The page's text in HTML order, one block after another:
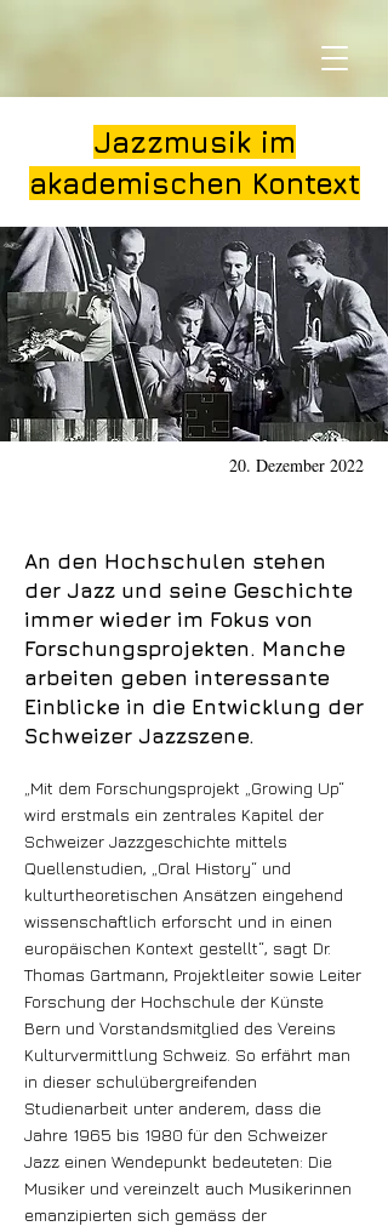
Jazzmusik im
akademischen Kontext
20. Dezember 2022
An den Hochschulen stehen
der Jazz und seine Geschichte
immer wieder im Fokus von
Forschungsprojekten. Manche
arbeiten geben interessante
Einblicke in die Entwicklung der
Schweizer Jazzszene.
„Mit dem Forschungsprojekt „Growing Up“
wird erstmals ein zentrales Kapitel der
Schweizer Jazzgeschichte mittels
Quellenstudien, „Oral History“ und
kulturtheoretischen Ansätzen eingehend
wissenschaftlich erforscht und in einen
europäischen Kontext gestellt“, sagt Dr.
Thomas Gartmann, Projektleiter sowie Leiter
Forschung der Hochschule der Künste
Bern und Vorstandsmitglied des Vereins
Kulturvermittlung Schweiz. So erfährt man
in dieser schulübergreifenden
Studienarbeit unter anderem, dass die
Jahre 1965 bis 1980 für den Schweizer
Jazz einen Wendepunkt bedeuteten: Die
Musiker und vereinzelt auch Musikerinnen
emanzipierten sich gemäss der